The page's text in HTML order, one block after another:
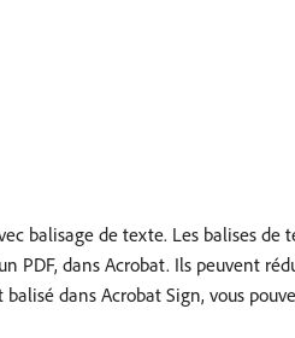
balisage de texte. Les balises
PDF, dans Acrobat. Ils peuvent
dans Acrobat Sign, vous